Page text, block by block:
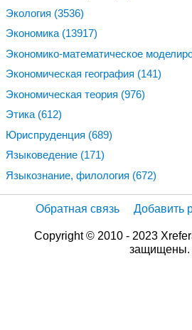
Экология (3536)
Экономика (13917)
Экономико-математическое
Экономическая география (141)
Экономическая теория (976)
Этика (612)
Юриспруденция (689)
Языковедение (171)
Языкознание, филология (672)
Обратная связь Добавить
Copyright © 2010 - 2023
защищены.